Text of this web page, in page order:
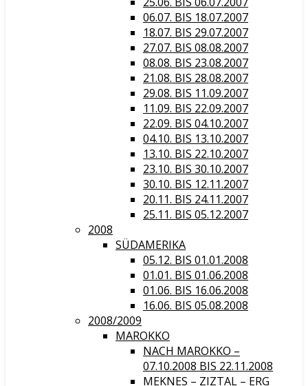
06.07. BIS 18.07.2007
18.07. BIS 29.07.2007
27.07. BIS 08.08.2007
08.08. BIS 23.08.2007
21.08. BIS 28.08.2007
29.08. BIS 11.09.2007
11.09. BIS 22.09.2007
22.09. BIS 04.10.2007
04.10. BIS 13.10.2007
13.10. BIS 22.10.2007
23.10. BIS 30.10.2007
30.10. BIS 12.11.2007
20.11. BIS 24.11.2007
25.11. BIS 05.12.2007
2008
SÜDAMERIKA
05.12. BIS 01.01.2008
01.01. BIS 01.06.2008
01.06. BIS 16.06.2008
16.06. BIS 05.08.2008
2008/2009
MAROKKO
NACH MAROKKO –
07.10.2008 BIS 22.11.2008
MEKNES – ZIZTAL – ERG